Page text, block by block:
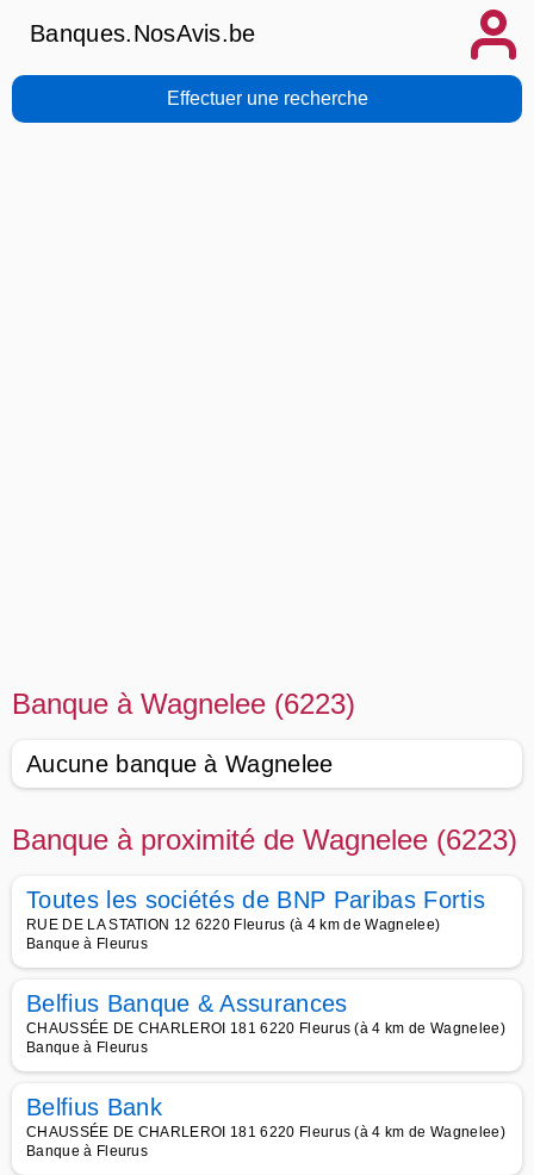
Banques.NosAvis.be
Effectuer une recherche
Banque à Wagnelee (6223)
Aucune banque à Wagnelee
Banque à proximité de Wagnelee (6223)
Toutes les sociétés de BNP Paribas Fortis
RUE DE LA STATION 12 6220 Fleurus (à 4 km de Wagnelee)
Banque à Fleurus
Belfius Banque & Assurances
CHAUSSÉE DE CHARLEROI 181 6220 Fleurus (à 4 km de Wagnelee)
Banque à Fleurus
Belfius Bank
CHAUSSÉE DE CHARLEROI 181 6220 Fleurus (à 4 km de Wagnelee)
Banque à Fleurus